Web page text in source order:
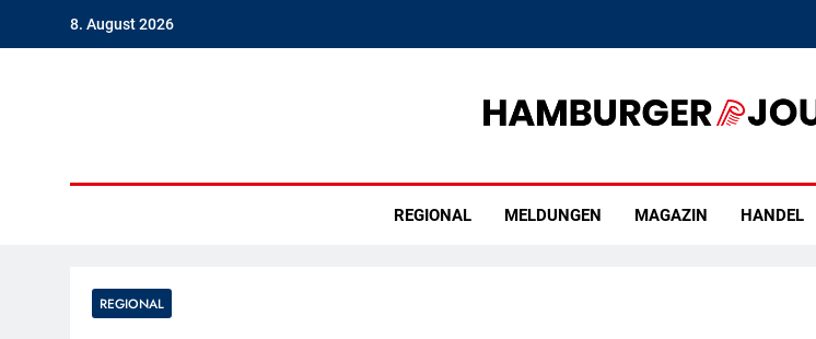
8. August 2026
REGIONAL MELDUNGEN MAGAZIN HANDEL
REGIONAL